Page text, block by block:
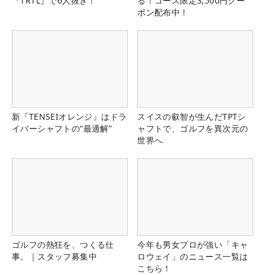
ポン配布中！
新『TENSEIオレンジ』はドラ
イバーシャフトの“最適解”
スイスの叡智が生んだTPTシ
ャフトで、ゴルフを異次元の
世界へ
ゴルフの熱狂を、つくる仕
事。｜スタッフ募集中
今年も男女プロが強い「キャ
ロウェイ」のニュース一覧は
こちら！